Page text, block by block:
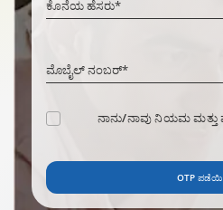
ಕೊನೆಯ ಹೆಸರು*Required field
ಮೊಬೈಲ್ ನಂಬರ್*Required field
ನಾನು/ನಾವುನಿಯಮ ಮತ್ತು
OTP